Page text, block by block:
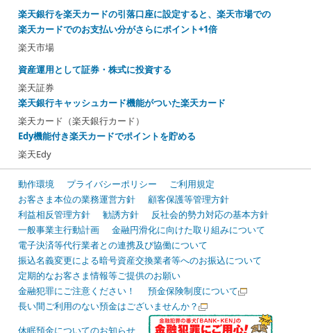
楽天銀行を楽天カードの引落口座に設定すると、楽天市場での
楽天カードでのお支払い分がさらにポイント+1倍
楽天市場
資産運用として証券・株式に投資する
楽天証券
楽天銀行キャッシュカード機能がついた楽天カード
楽天カード（楽天銀行カード）
Edy機能付き楽天カードでポイントを貯める
楽天Edy
動作環境 プライバシーポリシー
ご利用規定
お客さま本位の業務運営方針
顧客保護等管理方針
利益相反管理方針
勧誘方針
反社会的勢力対応の基本方針
一般事業主行動計画
金融円滑化に向けた取り組みについて
電子決済等代行業者との連携及び協働について
振込名義変更による暗号資産交換業者等へのお振込について
定期的なお客さま情報等ご提供のお願い
金融犯罪にご注意ください！
預金保険制度について
長い間ご利用のない預金はございませんか？
休眠預金についてのお知らせ